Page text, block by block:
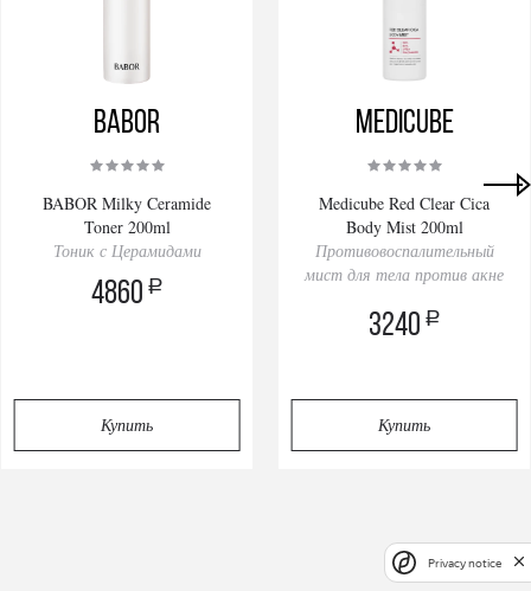
BABOR
BABOR Milky Ceramide
Toner 200ml
Тоник с Церамидами
4860 a
Купить
Medicube
Medicube Red Clear Cica
Body Mist 200ml
Противовоспалительный
мист для тела против акне
3240 a
Купить
Privacy notice